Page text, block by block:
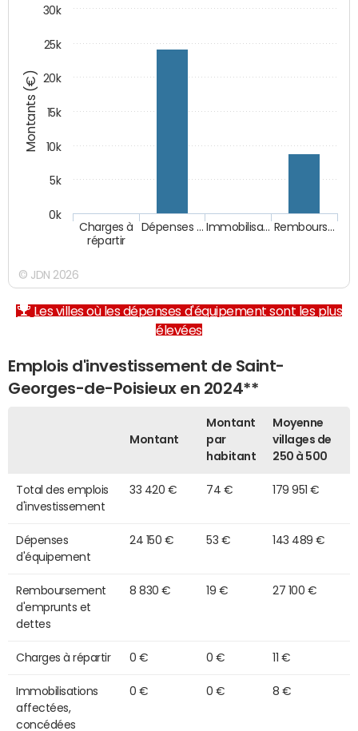
Montants (€)
Charges à
répartir
Dépenses … Immobilisa… Rembours…
0k
5k
10k
15k
20k
25k
30k
© JDN 2026
Les villes où les dépenses d'équipement sont les plus
élevées
Emplois d'investissement de Saint-
Georges-de-Poisieux en 2024**
Montant
Montant
par
habitant
Moyenne
villages de
250 à 500
Total des emplois
d'investissement
33 420 € 74 € 179 951 €
Dépenses
d'équipement
24 150 € 53 € 143 489 €
Remboursement
d'emprunts et
dettes
8 830 € 19 € 27 100 €
Charges à répartir 0 € 0 € 11 €
Immobilisations
affectées,
concédées
0 € 0 € 8 €